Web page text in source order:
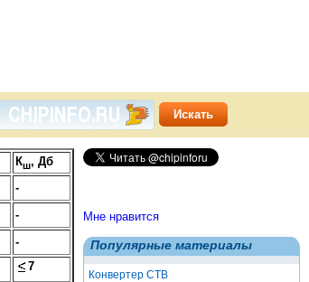
Мне нравится
Популярные материалы
Конвертер СТВ
Кш, Дб
-
-
-
7